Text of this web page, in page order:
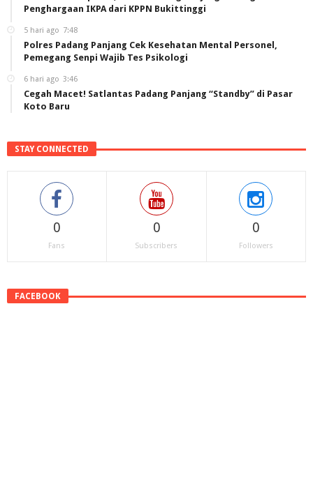
Penghargaan IKPA dari KPPN Bukittinggi
5 hari ago 7:48
Polres Padang Panjang Cek Kesehatan Mental Personel,
Pemegang Senpi Wajib Tes Psikologi
6 hari ago 3:46
Cegah Macet! Satlantas Padang Panjang “Standby” di Pasar
Koto Baru
STAY CONNECTED
0
Fans
0
Subscribers
0
Followers
FACEBOOK